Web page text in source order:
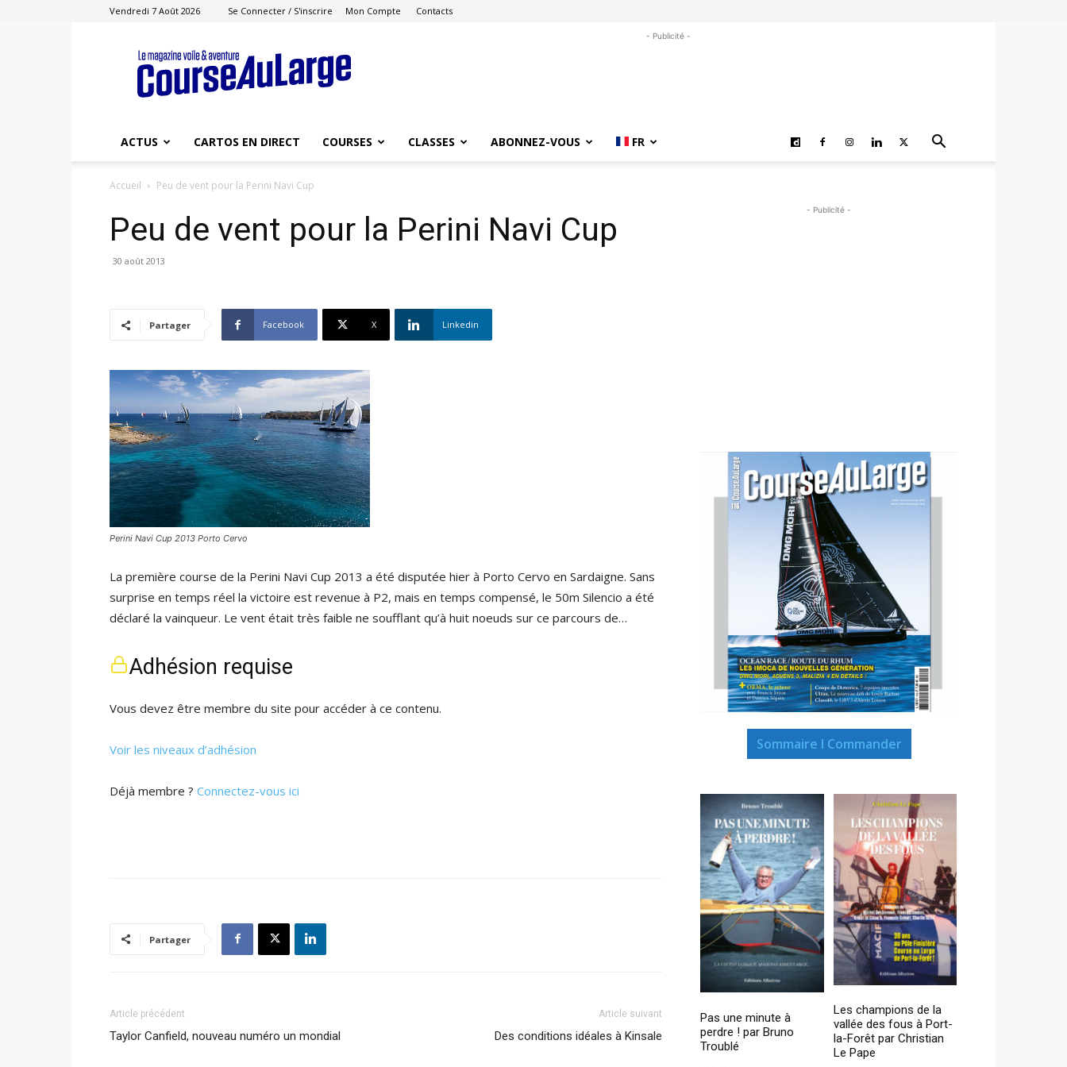
Vendredi 7 Août 2026 Se Connecter / S'inscrire Mon Compte Contacts
Course
au
Large
- Publicité -
ACTUS CARTOS EN DIRECT COURSES CLASSES ABONNEZ-VOUS FR
Accueil Peu de vent pour la Perini Navi Cup
Peu de vent pour la Perini Navi Cup
30 août 2013
Partager Facebook X Linkedin
Perini Navi Cup 2013 Porto Cervo
La première course de la Perini Navi Cup 2013 a été disputée hier à Porto Cervo en Sardaigne. Sans
surprise en temps réel la victoire est revenue à P2, mais en temps compensé, le 50m Silencio a été
déclaré la vainqueur. Le vent était très faible ne soufflant qu’à huit noeuds sur ce parcours de…
Adhésion requise
Vous devez être membre du site pour accéder à ce contenu.
Voir les niveaux d’adhésion
Déjà membre ? Connectez-vous ici
Partager
Article précédent
Taylor Canfield, nouveau numéro un mondial
Article suivant
Des conditions idéales à Kinsale
- Publicité -
Sommaire I Commander
Pas une minute à
perdre ! par Bruno
Troublé
Les champions de la
vallée des fous à Port-
la-Forêt par Christian
Le Pape